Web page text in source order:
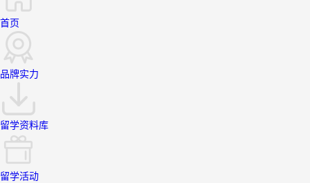
首页
品牌实力
留学资料库
留学活动